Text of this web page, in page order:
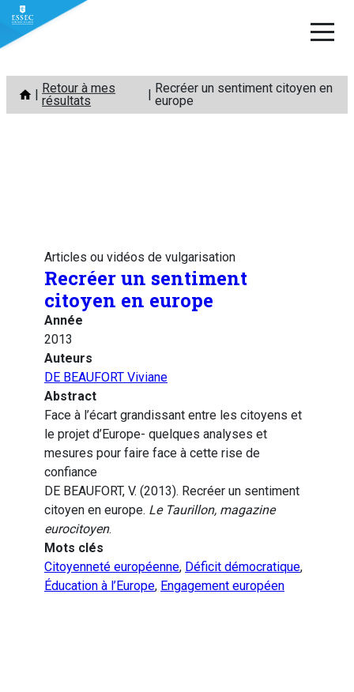
Aller
contenu
Retour à mes
résultats
Recréer un sentiment citoyen en
europe
Articles ou vidéos de vulgarisation
Recréer un sentiment
citoyen en europe
Année
2013
Auteurs
DE BEAUFORT Viviane
Abstract
Face à l’écart grandissant entre les citoyens et
le projet d’Europe- quelques analyses et
mesures pour faire face à cette rise de
confiance
DE BEAUFORT, V. (2013). Recréer un sentiment
citoyen en europe. Le Taurillon, magazine
eurocitoyen.
Mots clés
Citoyenneté européenne, Déficit démocratique,
Éducation à l’Europe, Engagement européen